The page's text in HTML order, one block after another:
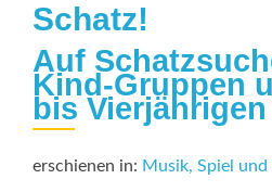
Schatz!
Auf
Kind-Gruppen
bis Vierjährigen
erschienen in: Musik, Spiel